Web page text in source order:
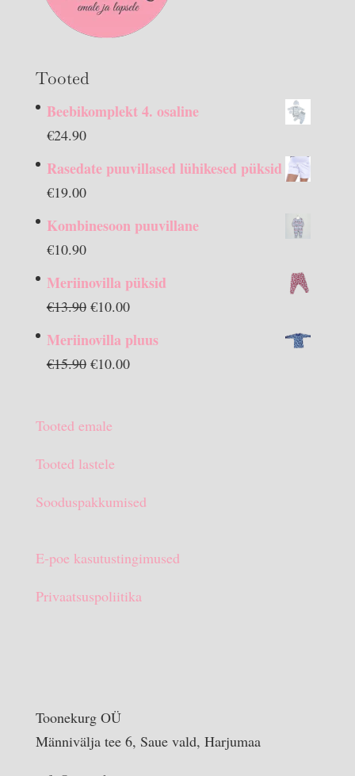
Tooted
Beebikomplekt 4. osaline
€24.90
Rasedate puuvillased lühikesed püksid
€19.00
Kombinesoon puuvillane
€10.90
Meriinovilla püksid
€13.90 Algne
€10.00Praegune
on:
Meriinovilla pluus
€15.90 Algne
€15.90.
€10.00Praegune
Tooted emale
Tooted lastele
Sooduspakkumised
E-poe kasutustingimused
Privaatsuspoliitika
Toonekurg OÜ
Männivälja tee 6, Saue vald, Harjumaa